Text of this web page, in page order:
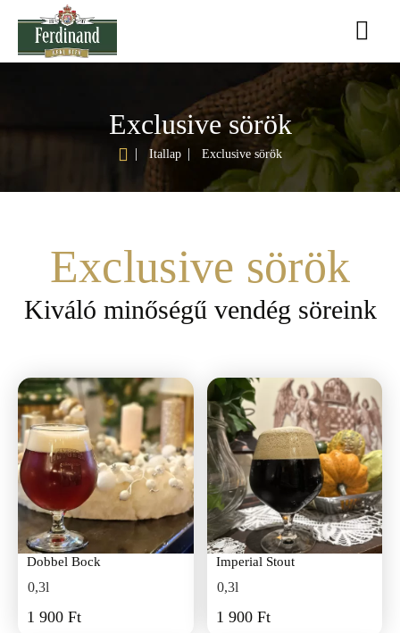
Exclusive sörök
Itallap Exclusive sörök
Exclusive sörök
Kiváló minőségű vendég söreink
Dobbel Bock
0,3l
1 900 Ft
Imperial Stout
0,3l
1 900 Ft